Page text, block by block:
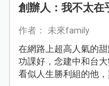
創辦人：我不太在
作者： 未來family
在網路上超高人氣的
功課好，念建中和台
看似人生勝利組的他